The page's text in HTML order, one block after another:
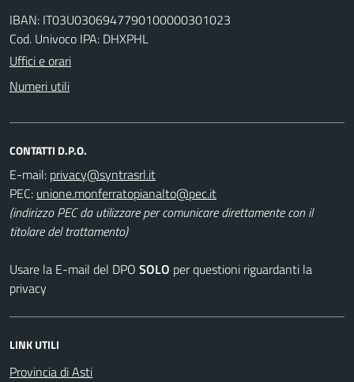
IBAN: IT03U0306947790100000301023
Cod. Univoco IPA: DHXPHL
Uffici e orari
Numeri utili
CONTATTI D.P.O.
E-mail:
PEC:
(indirizzo PEC da utilizzare per comunicare direttamente con il
titolare del trattamento)
Usare la E-mail del DPO SOLO per questioni riguardanti la
privacy
LINK UTILI
Provincia di Asti